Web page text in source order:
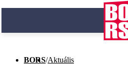
BORS/Aktuális